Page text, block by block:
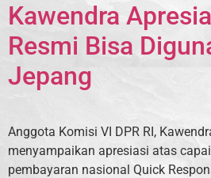
Kawendra
Resmi Bisa
Jepang
Anggota Komisi VI DPR RI,
menyampaikan apresiasi atas
pembayaran nasional Quick